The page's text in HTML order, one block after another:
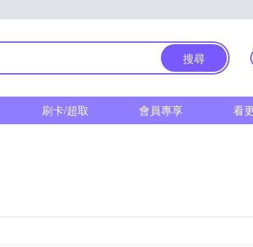
搜尋
刷卡/超取 會員專享 看